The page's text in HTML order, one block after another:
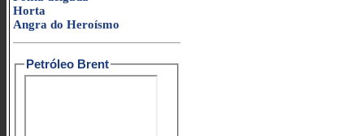
Horta
Angra do Heroísmo
Petróleo Brent